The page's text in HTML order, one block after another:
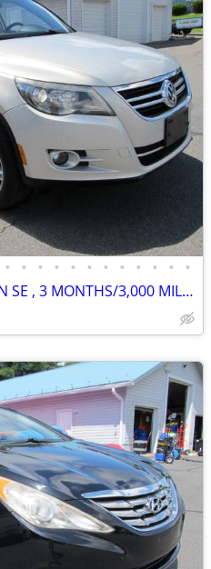
• • • • • • • • • • • •
2011 VOLKSWAGEN TIGUAN SE , 3 MONTHS/3,000 MILE POWERTRAIN WTY